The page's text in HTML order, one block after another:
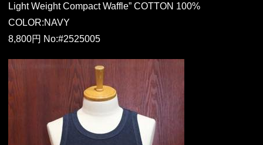
Light Weight Compact Waffle” COTTON 100%
COLOR:NAVY
8,800円 No:#2525005